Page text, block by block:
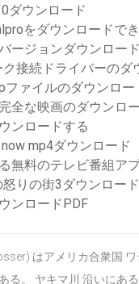
ダウンロード
をダウンロードで
ージョンダウンロード
接続ドライバーのダ
ァイルのダウンロー
全な映画のダウンロ
ンロードする
mp4ダウンロード
無料のテレビ番組ア
りの街3ダウンロード
ンロードPDF
はアメリカ合衆国 ワ
る。 ヤキマ川 沿いにあ